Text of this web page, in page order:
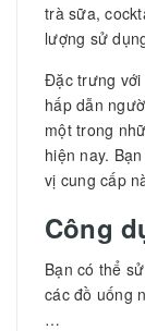
trà sữa,
lượng sử
Đặc trưng với
hấp dẫn
một trong
hiện nay.
vị cung cấp
Công
Bạn có thể
các đồ uống
…